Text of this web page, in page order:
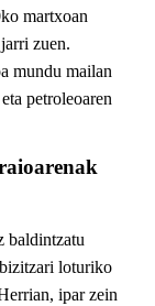
martxoan
zuen.
mundu mailan
petroleoaren
baldintzatu
loturiko
ipar zein